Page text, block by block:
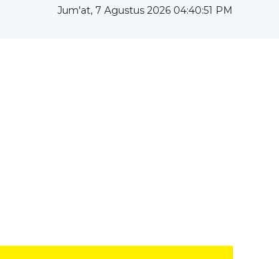
Jum'at, 7 Agustus 2026 04:40:52 PM